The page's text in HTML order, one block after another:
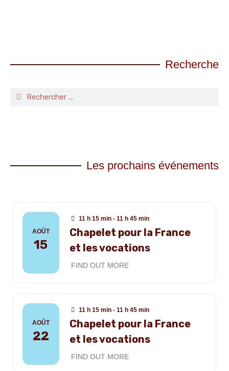
Recherche
Les prochains événements
AOÛT
15
11 h 15 min - 11 h 45 min
Chapelet pour la France
et les vocations
FIND OUT MORE
AOÛT
22
11 h 15 min - 11 h 45 min
Chapelet pour la France
et les vocations
FIND OUT MORE